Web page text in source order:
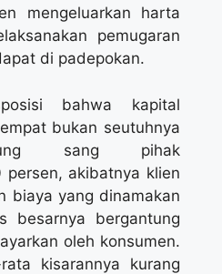
mengeluarkan harta
pemugaran
di padepokan.
bahwa kapital
bukan seutuhnya
sang pihak
persen, akibatnya klien
biaya yang dinamakan
besarnya bergantung
oleh konsumen.
kisarannya kurang